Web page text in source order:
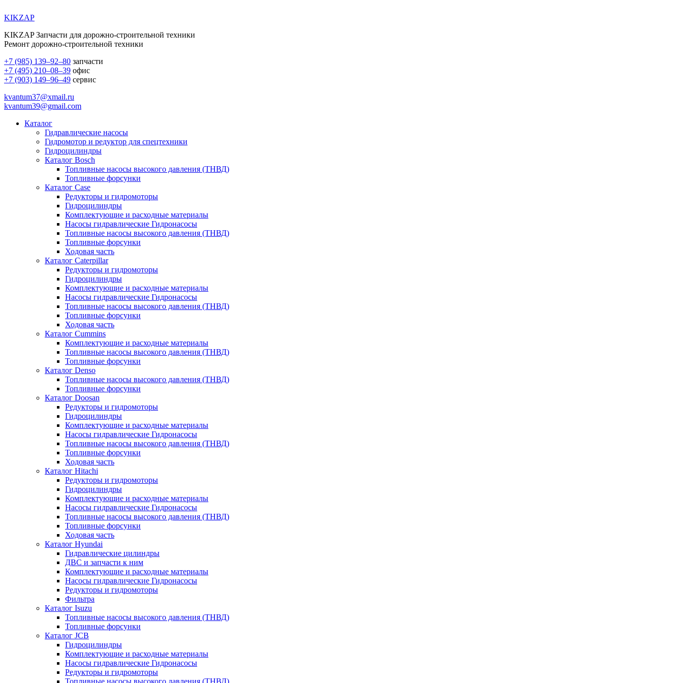
KIKZAP
KIKZAP Запчасти для дорожно-строительной техники
Ремонт дорожно-строительной техники
+7 (985) 139–92–80 запчасти
+7 (495) 210–08–39 офис
+7 (903) 149–96–49 сервис
kvantum37@xmail.ru
kvantum39@gmail.com
Каталог
Гидравлические насосы
Гидромотор и редуктор для спецтехники
Гидроцилиндры
Каталог Bosch
Топливные насосы высокого давления (ТНВД)
Топливные форсунки
Каталог Case
Редукторы и гидромоторы
Гидроцилиндры
Комплектующие и расходные материалы
Насосы гидравлические Гидронасосы
Топливные насосы высокого давления (ТНВД)
Топливные форсунки
Ходовая часть
Каталог Caterpillar
Редукторы и гидромоторы
Гидроцилиндры
Комплектующие и расходные материалы
Насосы гидравлические Гидронасосы
Топливные насосы высокого давления (ТНВД)
Топливные форсунки
Ходовая часть
Каталог Cummins
Комплектующие и расходные материалы
Топливные насосы высокого давления (ТНВД)
Топливные форсунки
Каталог Denso
Топливные насосы высокого давления (ТНВД)
Топливные форсунки
Каталог Doosan
Редукторы и гидромоторы
Гидроцилиндры
Комплектующие и расходные материалы
Насосы гидравлические Гидронасосы
Топливные насосы высокого давления (ТНВД)
Топливные форсунки
Ходовая часть
Каталог Hitachi
Редукторы и гидромоторы
Гидроцилиндры
Комплектующие и расходные материалы
Насосы гидравлические Гидронасосы
Топливные насосы высокого давления (ТНВД)
Топливные форсунки
Ходовая часть
Каталог Hyundai
Гидравлические цилиндры
ДВС и запчасти к ним
Комплектующие и расходные материалы
Насосы гидравлические Гидронасосы
Редукторы и гидромоторы
Фильтра
Каталог Isuzu
Топливные насосы высокого давления (ТНВД)
Топливные форсунки
Каталог JCB
Гидроцилиндры
Комплектующие и расходные материалы
Насосы гидравлические Гидронасосы
Редукторы и гидромоторы
Топливные насосы высокого давления (ТНВД)